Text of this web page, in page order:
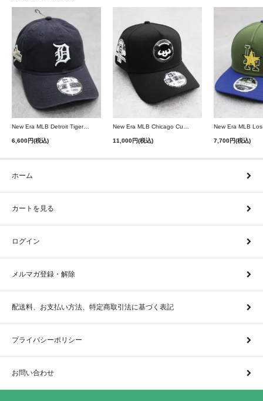
New Era MLB Detroit Tigers Postseason 9Twenty Strapback Cap - Navy
6,600円(税込)
New Era MLB Chicago Cubs 9Forty A-Frame Snapback Cap - Black
11,000円(税込) 7,700円(税込)
ホーム
カートを見る
ログイン
メルマガ登録・解除
配送料、お支払い方法、特定商取引法に基づく表記
プライバシーポリシー
お問い合わせ